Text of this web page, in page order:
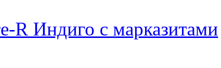
R Индиго с марказитами